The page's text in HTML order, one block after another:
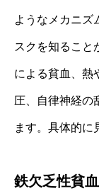
ようなメカニズ
スクを知ること
による貧血、熱
圧、自律神経の
ます。具体的に
鉄欠乏性貧